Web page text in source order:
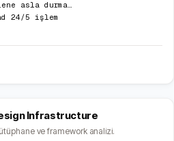
Parasının değerini bilene asla durmak yok
24/5 işlem
Infrastructure
ve framework analizi.